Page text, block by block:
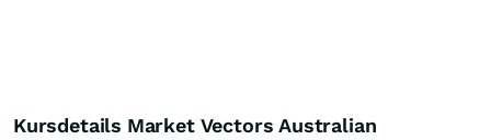
Kursdetails Market Vectors Australian